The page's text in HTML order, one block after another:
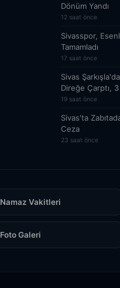
Dönüm Yandı
12 saat önce
Sivasspor,
Tamamladı
17 saat önce
Sivas
Direğe Çarptı, 3
19 saat önce
Sivas'ta
Ceza
23 saat önce
Namaz Vakitleri
Foto Galeri